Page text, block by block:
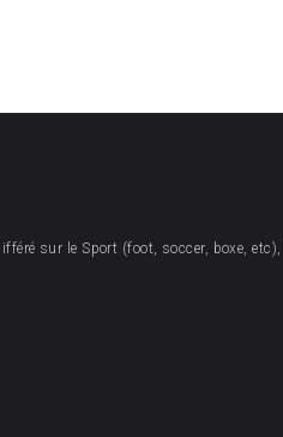
sur le Sport (foot, soccer, boxe,